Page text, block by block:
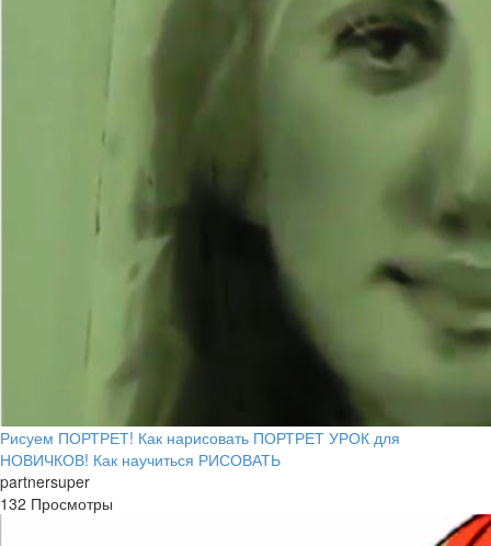
Рисуем ПОРТРЕТ! Как нарисовать ПОРТРЕТ УРОК для
НОВИЧКОВ! Как научиться РИСОВАТЬ
partnersuper
132 Просмотры